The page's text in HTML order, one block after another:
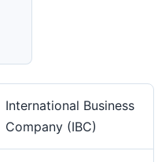
International Business
Company (IBC)